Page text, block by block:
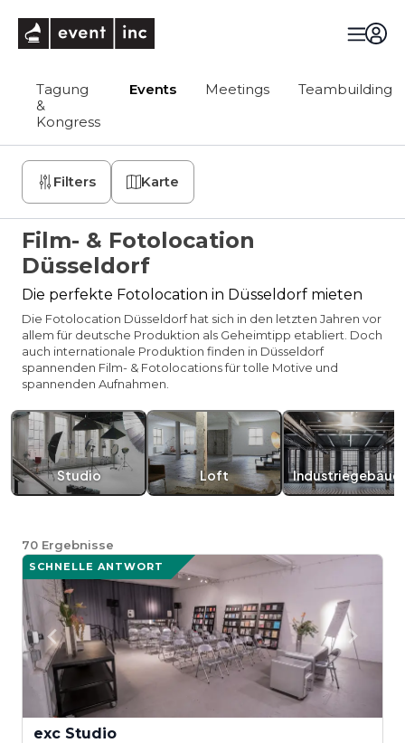
Tagung
&
Kongress
Events Meetings Teambuilding
Filters Karte
Film- & Fotolocation
Düsseldorf
Die perfekte Fotolocation in Düsseldorf mieten
Die Fotolocation Düsseldorf hat sich in den letzten Jahren vor
allem für deutsche Produktion als Geheimtipp etabliert. Doch
auch internationale Produktion finden in Düsseldorf
spannenden Film- & Fotolocations für tolle Motive und
spannenden Aufnahmen.
Studio Loft
70 Ergebnisse
SCHNELLE ANTWORT
exc Studio